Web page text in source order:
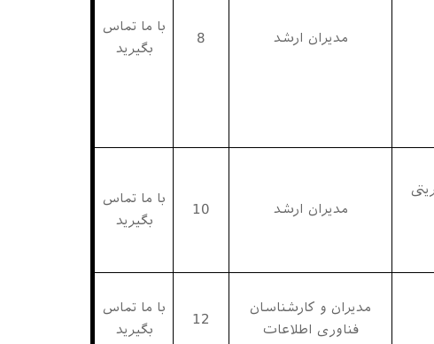
مدیران ارشد 8
با ما تماس
بگیرید
مدیران ارشد 10
با ما تماس
بگیرید
مدیران و کارشناسان
فناوری اطلاعات
12
با ما تماس
بگیرید